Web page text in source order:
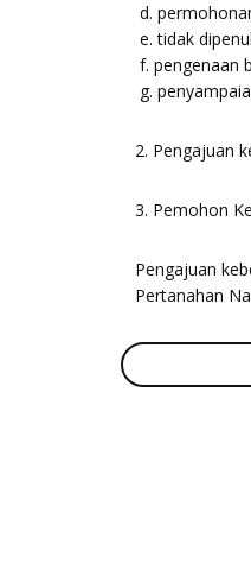
d.
e. tidak
f. pengenaan
g.
2. Pengajuan
3. Pemohon
Pengajuan
Pertanahan